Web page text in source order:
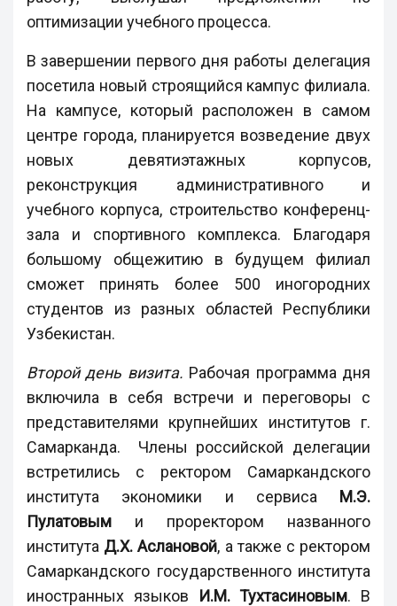
оптимизации учебного процесса.
В завершении первого дня работы делегация
посетила новый строящийся кампус филиала.
На кампусе, который расположен в самом
центре города, планируется возведение двух
новых девятиэтажных корпусов,
реконструкция административного и
учебного корпуса, строительство конференц-
зала и спортивного комплекса. Благодаря
большому общежитию в будущем филиал
сможет принять более 500 иногородних
студентов из разных областей Республики
Узбекистан.
Второй день визита. Рабочая программа дня
включила в себя встречи и переговоры с
представителями крупнейших институтов г.
Самарканда. Члены российской делегации
встретились с ректором Самаркандского
института экономики и сервиса
М.Э.
Пулатовым и проректором названного
института Д.Х. Аслановой, а также с ректором
Самаркандского государственного института
иностранных языков
И.М. Тухтасиновым. В